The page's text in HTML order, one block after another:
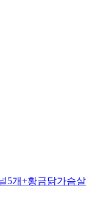
5개+황금닭가슴살